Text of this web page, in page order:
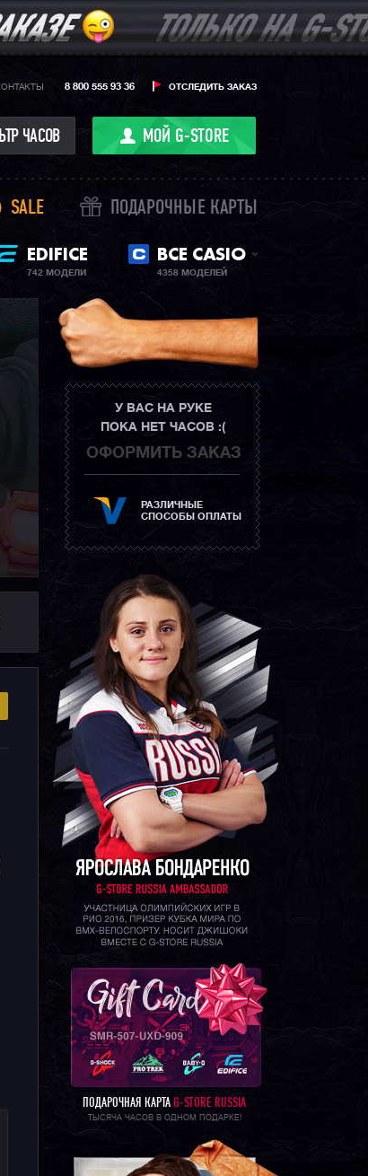
ОТСЛЕДИТЬ ЗАКАЗ
8 800 555 93 36
ЧАСОВ МОЙ G-STORE
SALE ПОДАРОЧНЫЕ КАРТЫ
EDIFICE
742 МОДЕЛИ
ВСЕ CASIO
4358 МОДЕЛЕЙ
У ВАС НА РУКЕ
ПОКА НЕТ ЧАСОВ :(
ОФОРМИТЬ ЗАКАЗ
РАЗЛИЧНЫЕ
СПОСОБЫ ОПЛАТЫ
ПОДАРОЧНАЯ КАРТА G-STORE RUSSIA
ТЫСЯЧА ЧАСОВ В ОДНОМ ПОДАРКЕ!